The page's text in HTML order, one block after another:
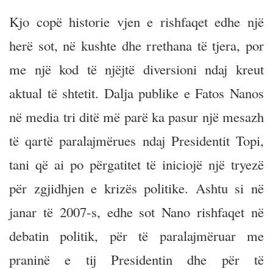
Kjo copë historie vjen e rishfaqet edhe një
herë sot, në kushte dhe rrethana të tjera, por
me një kod të njëjtë diversioni ndaj kreut
aktual të shtetit. Dalja publike e Fatos Nanos
në media tri ditë më parë ka pasur një mesazh
të qartë paralajmërues ndaj Presidentit Topi,
tani që ai po përgatitet të iniciojë një tryezë
për zgjidhjen e krizës politike. Ashtu si në
janar të 2007-s, edhe sot Nano rishfaqet në
debatin politik, për të paralajmëruar me
praninë e tij Presidentin dhe për të